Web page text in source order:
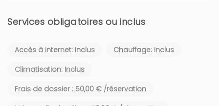
Services obligatoires ou inclus
Accès à internet: Inclus
Chauffage: Inclus
Climatisation: Inclus
Frais de dossier : 50,00 € /réservation